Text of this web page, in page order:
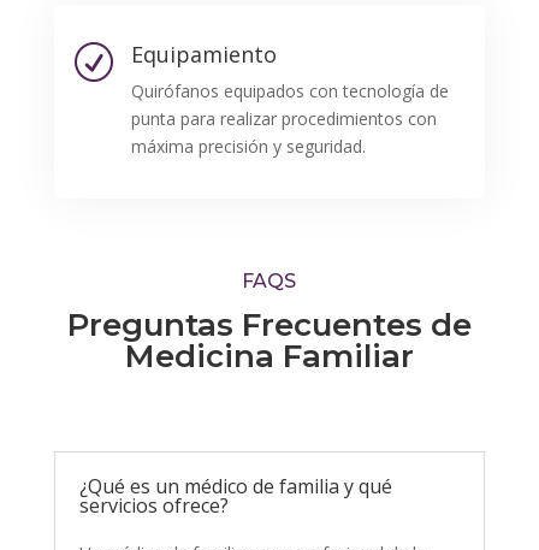
R Equipamiento
Quirófanos equipados con tecnología de
punta para realizar procedimientos con
máxima precisión y seguridad.
FAQS
Preguntas Frecuentes de
Medicina Familiar
¿Qué es un médico de familia y qué
servicios ofrece?